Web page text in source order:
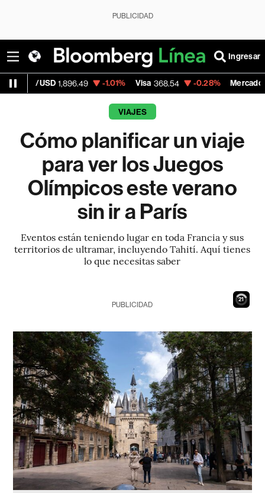
PUBLICIDAD
Ingresar
-1.01% Visa 368.54 -0.28% MercadoLibre 1,924.95
VIAJES
Cómo planificar un viaje
para ver los Juegos
Olímpicos este verano
sin ir a París
Eventos están teniendo lugar en toda Francia y sus
territorios de ultramar, incluyendo Tahití. Aquí tienes
lo que necesitas saber
20
PUBLICIDAD